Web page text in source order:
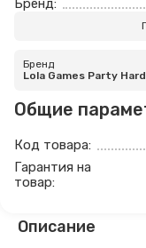
Бренд:
Бренд
Lola Games Party Hard
Общие
Код товара:
Гарантия на
товар:
Описание